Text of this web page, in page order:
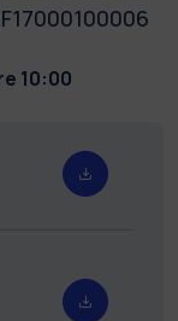
10:00